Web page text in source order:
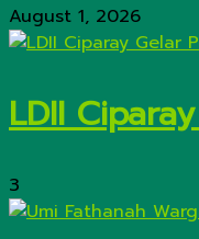
August 1, 2026
LDII
3